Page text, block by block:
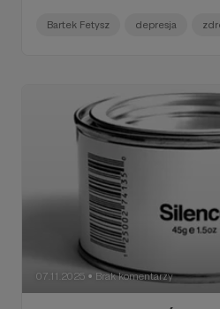
Sherwood w pierwszym odcinku
Bartek Fetysz depresja
07.11.2025 ● Brak komentarzy